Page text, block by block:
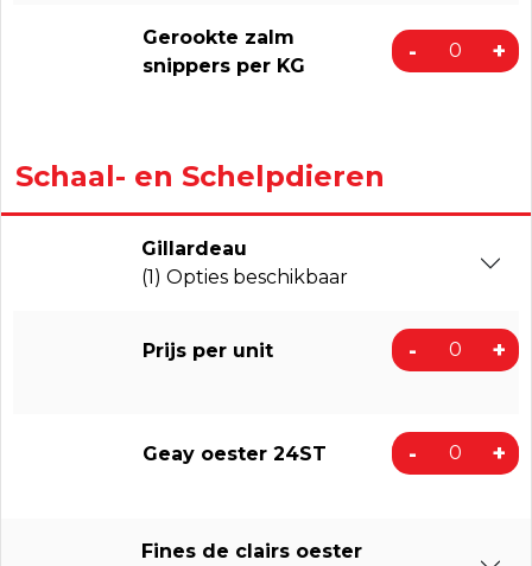
Gerookte zalm
snippers per KG
- +
Schaal- en Schelpdieren
Gillardeau
(1) Opties beschikbaar
Prijs per unit - +
Geay oester 24ST - +
Fines de clairs oester